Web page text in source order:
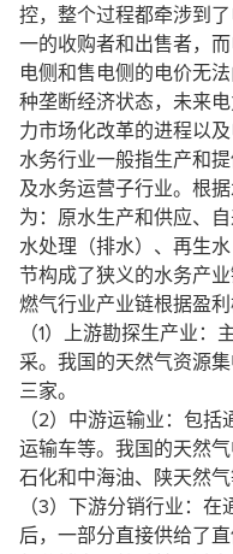
控，整个过程都牵涉到
一的收购者和出售者，
电侧和售电侧的电价无
种垄断经济状态，未来
力市场化改革的进程以及
水务行业一般指生产和
及水务运营子行业。根
为：原水生产和供应、
水处理（排水）、再生
节构成了狭义的水务产业
燃气行业产业链根据盈
（1）上游勘探生产业
采。我国的天然气资源
三家。
（2）中游运输业：包
运输车等。我国的天然
石化和中海油、陕天然气
（3）下游分销行业：
后，一部分直接供给了